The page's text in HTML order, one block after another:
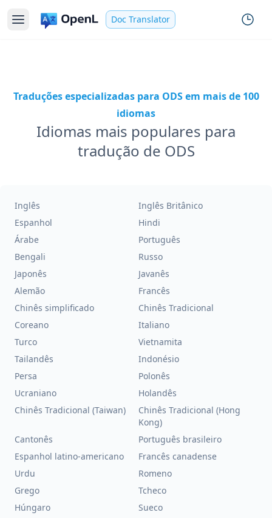
Doc Translator
Traduções especializadas para ODS em mais de 100
idiomas
Idiomas mais populares para
tradução de ODS
Inglês
Inglês Britânico
Espanhol
Hindi
Árabe
Português
Bengali
Russo
Japonês
Javanês
Alemão
Francês
Chinês simplificado
Chinês Tradicional
Coreano
Italiano
Turco
Vietnamita
Tailandês
Indonésio
Persa
Polonês
Ucraniano
Holandês
Chinês Tradicional (Taiwan)
Chinês Tradicional (Hong
Kong)
Cantonês
Português brasileiro
Espanhol latino-americano
Francês canadense
Urdu
Romeno
Grego
Tcheco
Húngaro
Sueco